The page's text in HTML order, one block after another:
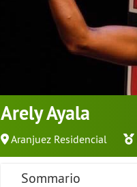
Arely Ayala
Aranjuez Residencial
Sommario